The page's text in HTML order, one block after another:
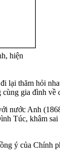
hiện
thăm hỏi
gia đình về
nước Anh
Túc, khâm
ý của